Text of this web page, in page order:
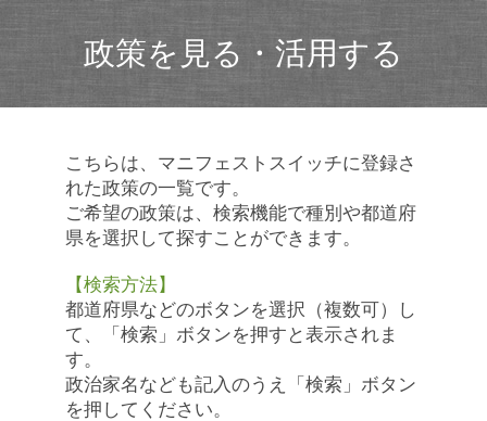
政策を見る・活用する
こちらは、マニフェストスイッチに登録さ
れた政策の一覧です。
ご希望の政策は、検索機能で種別や都道府
県を選択して探すことができます。
【検索方法】
都道府県などのボタンを選択（複数可）し
て、「検索」ボタンを押すと表示されま
す。
政治家名なども記入のうえ「検索」ボタン
を押してください。